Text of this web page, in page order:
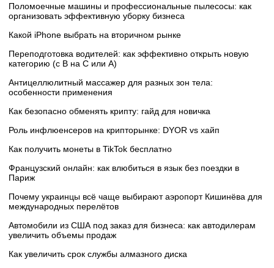
Поломоечные машины и профессиональные пылесосы: как
организовать эффективную уборку бизнеса
Какой iPhone выбрать на вторичном рынке
Переподготовка водителей: как эффективно открыть новую
категорию (с B на C или А)
Антицеллюлитный массажер для разных зон тела:
особенности применения
Как безопасно обменять крипту: гайд для новичка
Роль инфлюенсеров на крипторынке: DYOR vs хайп
Как получить монеты в TikTok бесплатно
Французский онлайн: как влюбиться в язык без поездки в
Париж
Почему украинцы всё чаще выбирают аэропорт Кишинёва для
международных перелётов
Автомобили из США под заказ для бизнеса: как автодилерам
увеличить объемы продаж
Как увеличить срок службы алмазного диска